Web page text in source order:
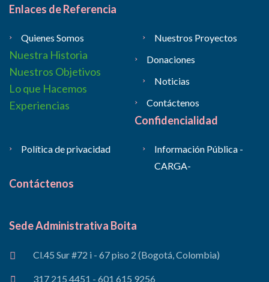
Enlaces de Referencia
Quienes Somos
Nuestra Historia
Nuestros Objetivos
Lo que Hacemos
Experiencias
Nuestros Proyectos
Donaciones
Noticias
Contáctenos
Confidencialidad
Política de privacidad
Información Pública -
CARGA-
Contáctenos
Sede Administrativa Boita
Cl.45 Sur #72 i - 67 piso 2 (Bogotá, Colombia)
317 215 4451 - 601 615 9256